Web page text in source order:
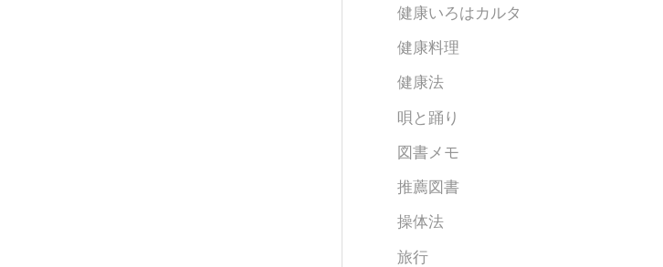
健康いろはカルタ
健康料理
健康法
唄と踊り
図書メモ
推薦図書
操体法
旅行